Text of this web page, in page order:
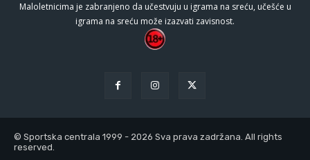
Maloletnicima je zabranjeno da učestvuju u igrama na sreću, učešće u
igrama na sreću može izazvati zavisnost.
© Sportska centrala 1999 - 2026 Sva prava zadržana. All rights
reserved.